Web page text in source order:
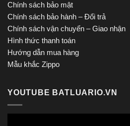
Chính sách bảo mật
Chính sách bảo hành – Đổi trả
Chính sách vận chuyển – Giao nhận
Hình thức thanh toán
Hướng dẫn mua hàng
Mẫu khắc Zippo
YOUTUBE BATLUARIO.VN